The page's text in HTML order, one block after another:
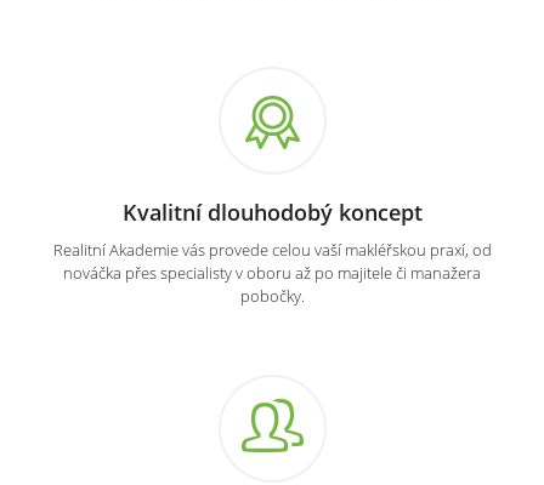
Kvalitní dlouhodobý koncept
Realitní Akademie vás provede celou vaší makléřskou praxí, od
nováčka přes specialisty v oboru až po majitele či manažera
pobočky.